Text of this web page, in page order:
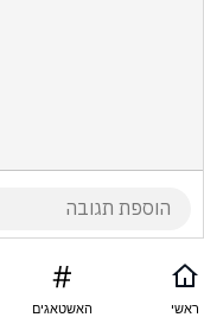
ראשי האשטאגים